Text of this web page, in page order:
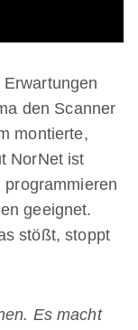
den Scanner
montierte,
NorNet ist
geeignet.
stößt, stoppt
Es macht